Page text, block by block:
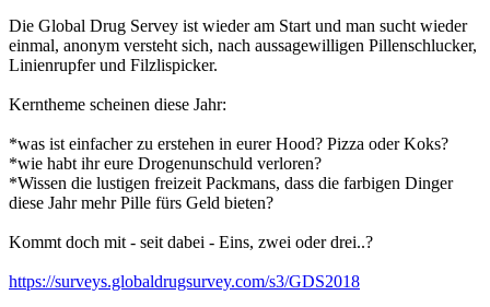
Die Global Drug Servey ist wieder am Start und man sucht wieder
einmal, anonym versteht sich, nach aussagewilligen Pillenschlucker,
Linienrupfer und Filzlispicker.
Kerntheme scheinen diese Jahr:
*was ist einfacher zu erstehen in eurer Hood? Pizza oder Koks?
*wie habt ihr eure Drogenunschuld verloren?
*Wissen die lustigen freizeit Packmans, dass die farbigen Dinger
diese Jahr mehr Pille fürs Geld bieten?
Kommt doch mit - seit dabei - Eins, zwei oder drei..?
https://surveys.globaldrugsurvey.com/s3/GDS2018